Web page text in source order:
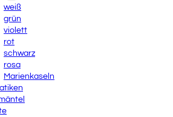
weiß
grün
violett
rot
schwarz
rosa
Marienkaseln